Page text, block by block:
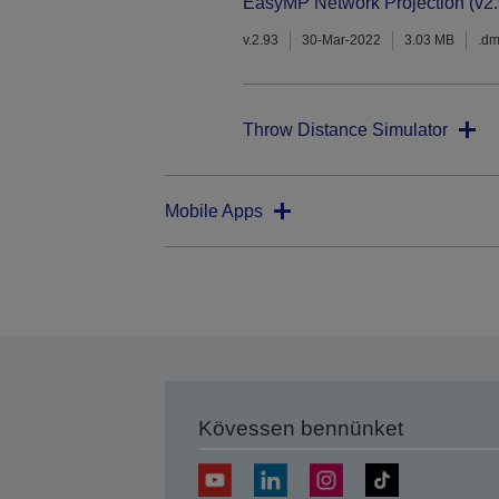
v.2.93 30-Mar-2022 3.03 MB
Throw Distance Simulator
Mobile Apps
Kövessen bennünket